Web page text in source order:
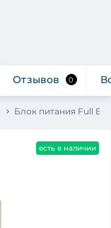
Блок питания Full
Отзывов 0
есть в наличии